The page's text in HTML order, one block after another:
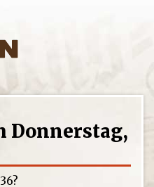
Donnerstag,